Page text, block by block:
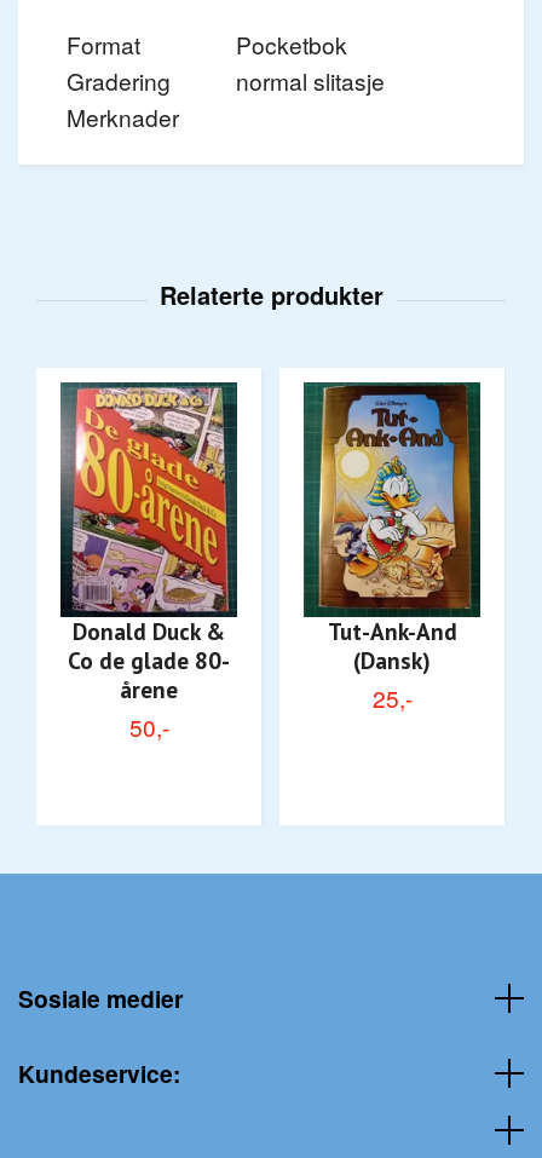
Format
Pocketbok
Gradering
normal slitasje
Merknader
Donald Duck &
Co de glade 80-
årene
50,-
Tut-Ank-And
(Dansk)
25,-
Sosiale medier
Kundeservice: